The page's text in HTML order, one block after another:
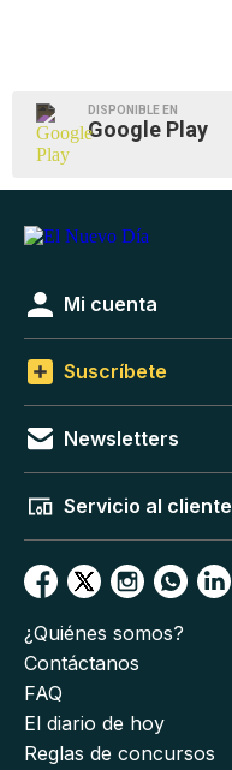
DISPONIBLE EN
Google Play
Mi cuenta
Suscríbete
Newsletters
Servicio al cliente
¿Quiénes somos?
Contáctanos
FAQ
El diario de hoy
Reglas de concursos